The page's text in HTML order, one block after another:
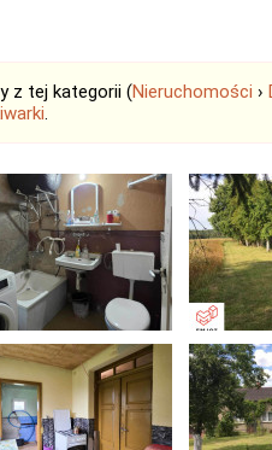
z tej kategorii (Nieruchomości ›
.